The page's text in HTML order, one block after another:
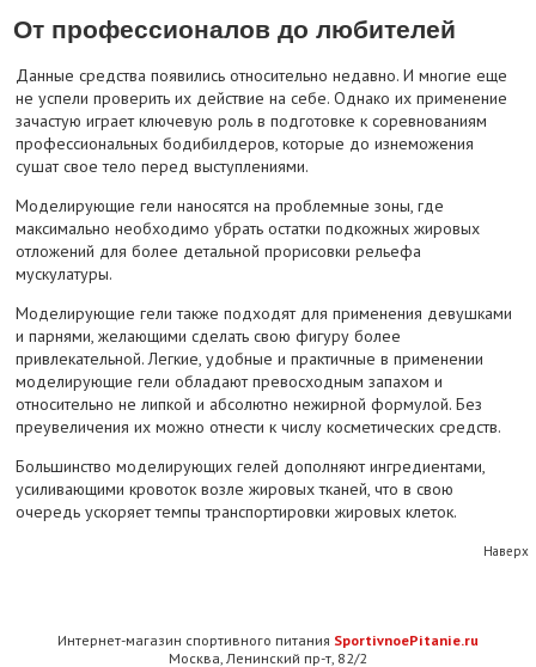
От профессионалов до любителей
Данные средства появились относительно недавно. И многие еще
не успели проверить их действие на себе. Однако их применение
зачастую играет ключевую роль в подготовке к соревнованиям
профессиональных бодибилдеров, которые до изнеможения
сушат свое тело перед выступлениями.
Моделирующие гели наносятся на проблемные зоны, где
максимально необходимо убрать остатки подкожных жировых
отложений для более детальной прорисовки рельефа
мускулатуры.
Моделирующие гели также подходят для применения девушками
и парнями, желающими сделать свою фигуру более
привлекательной. Легкие, удобные и практичные в применении
моделирующие гели обладают превосходным запахом и
относительно не липкой и абсолютно нежирной формулой. Без
преувеличения их можно отнести к числу косметических средств.
Большинство моделирующих гелей дополняют ингредиентами,
усиливающими кровоток возле жировых тканей, что в свою
очередь ускоряет темпы транспортировки жировых клеток.
Наверх
Интернет-магазин спортивного питания SportivnoePitanie.ru
Москва, Ленинский пр-т, 82/2